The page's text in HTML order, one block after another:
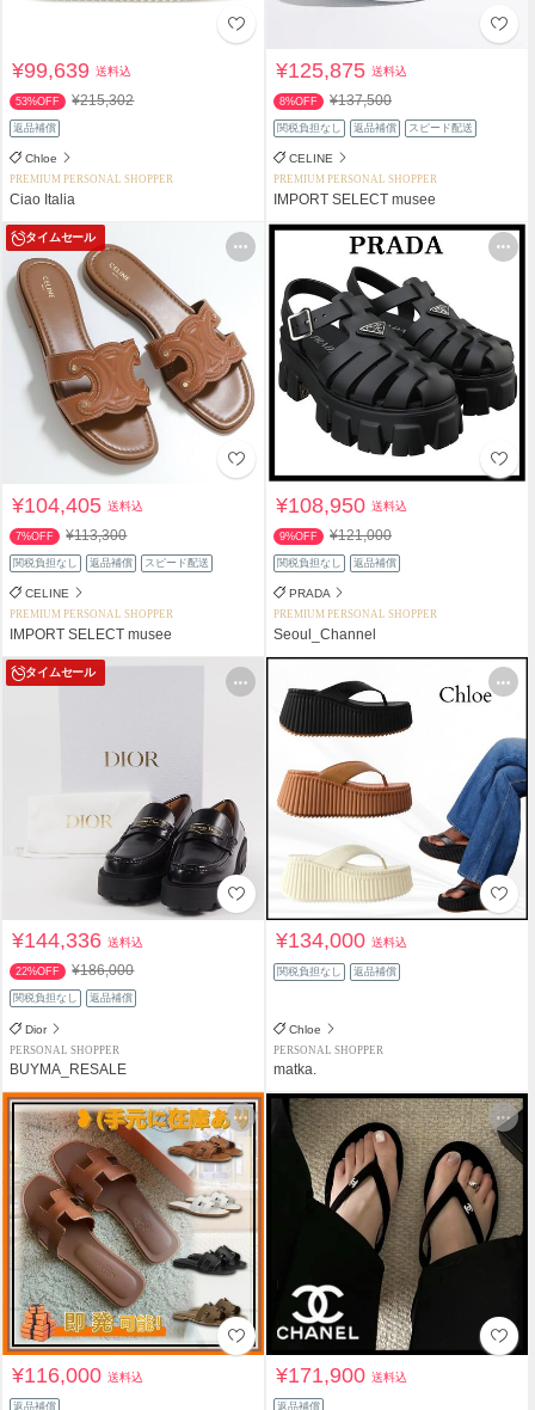
¥99,639送料込
53%OFF ¥215,302
返品補償
Chloe
PREMIUM PERSONAL SHOPPER
Ciao Italia
¥125,875送料込
8%OFF ¥137,500
関税負担なし 返品補償 スピード配送
CELINE
PREMIUM PERSONAL SHOPPER
IMPORT SELECT musee
タイムセール
¥104,405送料込
7%OFF ¥113,300
関税負担なし 返品補償 スピード配送
CELINE
PREMIUM PERSONAL SHOPPER
IMPORT SELECT musee
¥108,950送料込
9%OFF ¥121,000
関税負担なし 返品補償
PRADA
PREMIUM PERSONAL SHOPPER
Seoul_Channel
タイムセール
¥144,336送料込
22%OFF ¥186,000
関税負担なし 返品補償
Dior
PERSONAL SHOPPER
BUYMA_RESALE
¥134,000送料込
関税負担なし 返品補償
Chloe
PERSONAL SHOPPER
matka.
¥116,000送料込
返品補償
¥171,900送料込
返品補償